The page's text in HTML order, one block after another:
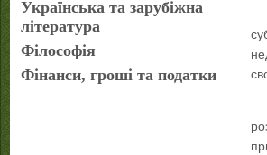
Українська та зарубіжна
література
Філософія
Фінанси, гроші та податки